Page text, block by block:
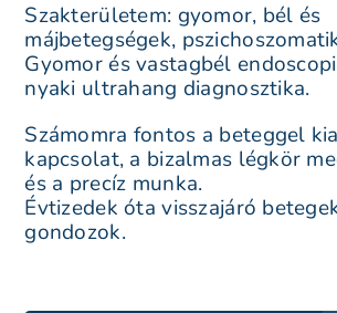
Szakterületem: gyomor, bél és
májbetegségek,
Gyomor és vastagbél
nyaki ultrahang diagnosztika.
Számomra fontos a beteggel
kapcsolat, a bizalmas légkör
és a precíz munka.
Évtizedek óta visszajáró
gondozok.